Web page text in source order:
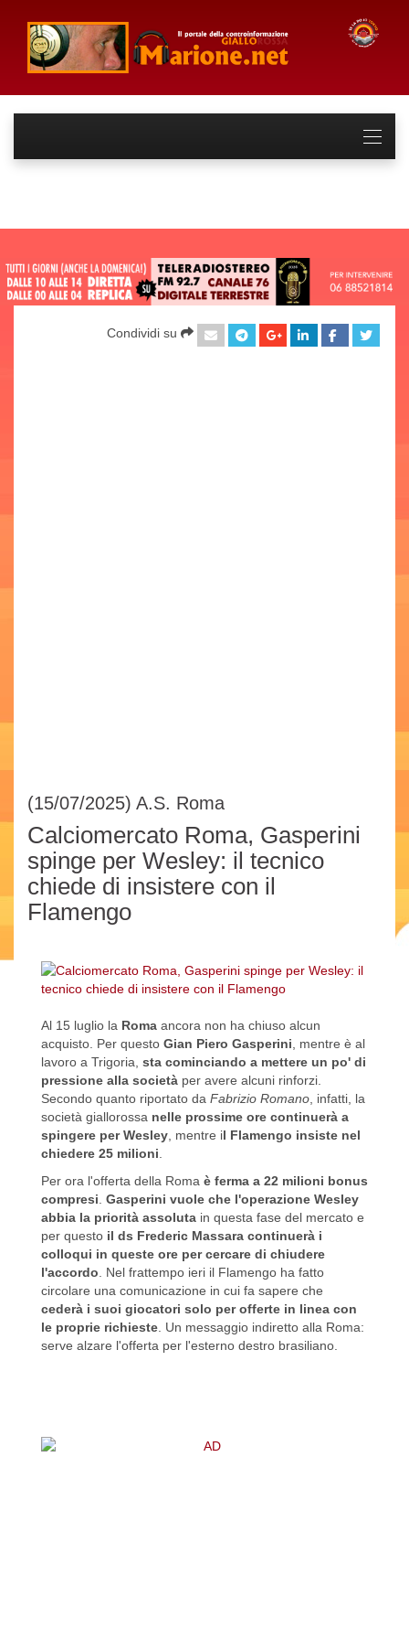
Condividi su
(15/07/2025) A.S. Roma
Calciomercato Roma, Gasperini
spinge per Wesley: il tecnico
chiede di insistere con il
Flamengo
Al 15 luglio la Roma ancora non ha chiuso alcun
acquisto. Per questo Gian Piero Gasperini, mentre è al
lavoro a Trigoria, sta cominciando a mettere un po' di
pressione alla società per avere alcuni rinforzi.
Secondo quanto riportato da Fabrizio Romano, infatti, la
società giallorossa nelle prossime ore continuerà a
spingere per Wesley, mentre il Flamengo insiste nel
chiedere 25 milioni.
Per ora l'offerta della Roma è ferma a 22 milioni bonus
compresi. Gasperini vuole che l'operazione Wesley
abbia la priorità assoluta in questa fase del mercato e
per questo il ds Frederic Massara continuerà i
colloqui in queste ore per cercare di chiudere
l'accordo. Nel frattempo ieri il Flamengo ha fatto
circolare una comunicazione in cui fa sapere che
cederà i suoi giocatori solo per offerte in linea con
le proprie richieste. Un messaggio indiretto alla Roma:
serve alzare l'offerta per l'esterno destro brasiliano.